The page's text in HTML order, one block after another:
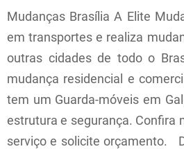
Mudanças Brasília A Elite
em transportes e realiza
outras cidades de todo o
mudança residencial e
tem um Guarda-móveis em
estrutura e segurança. Confira
serviço e solicite orçamento.